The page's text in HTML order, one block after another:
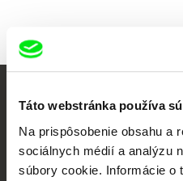
Táto webstránka používa
Na prispôsobenie obsahu a
sociálnych médií a analýzu
súbory cookie. Informácie o
Vaše
Nové filmy